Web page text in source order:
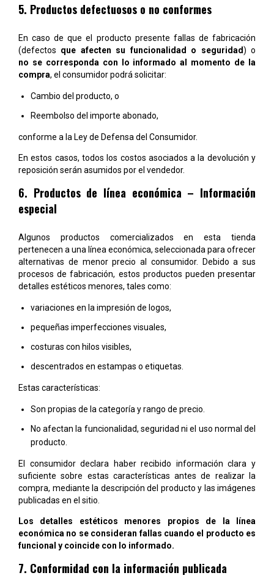
5. Productos defectuosos o no conformes
En caso de que el producto presente fallas de fabricación
(defectos que afecten su funcionalidad o seguridad) o
no se corresponda con lo informado al momento de la
compra, el consumidor podrá solicitar:
Cambio del producto, o
Reembolso del importe abonado,
conforme a la Ley de Defensa del Consumidor.
En estos casos, todos los costos asociados a la devolución y
reposición serán asumidos por el vendedor.
6. Productos de línea económica – Información
especial
Algunos productos comercializados en esta tienda
pertenecen a una línea económica, seleccionada para ofrecer
alternativas de menor precio al consumidor. Debido a sus
procesos de fabricación, estos productos pueden presentar
detalles estéticos menores, tales como:
variaciones en la impresión de logos,
pequeñas imperfecciones visuales,
costuras con hilos visibles,
descentrados en estampas o etiquetas.
Estas características:
Son propias de la categoría y rango de precio.
No afectan la funcionalidad, seguridad ni el uso normal del
producto.
El consumidor declara haber recibido información clara y
suficiente sobre estas características antes de realizar la
compra, mediante la descripción del producto y las imágenes
publicadas en el sitio.
Los detalles estéticos menores propios de la línea
económica no se consideran fallas cuando el producto es
funcional y coincide con lo informado.
7. Conformidad con la información publicada